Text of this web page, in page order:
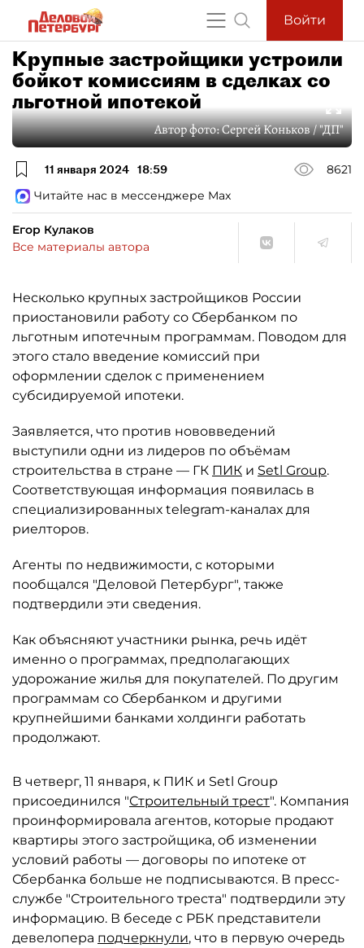
Войти
Крупные застройщики устроили
бойкот комиссиям в сделках со
льготной ипотекой
Автор фото:Сергей Коньков / "ДП"
11 января 2024 18:59
8621
Читайте нас в мессенджере Max
Егор Кулаков
Все материалы автора
Несколько крупных застройщиков России
приостановили работу со Сбербанком по
льготным ипотечным программам. Поводом для
этого стало введение комиссий при
оформлении сделок с применением
субсидируемой ипотеки.
Заявляется, что против нововведений
выступили одни из лидеров по объёмам
строительства в стране — ГК ПИК и Setl Group.
Соответствующая информация появилась в
специализированных telegram-каналах для
риелторов.
Агенты по недвижимости, с которыми
пообщался "Деловой Петербург", также
подтвердили эти сведения.
Как объясняют участники рынка, речь идёт
именно о программах, предполагающих
удорожание жилья для покупателей. По другим
программам со Сбербанком и другими
крупнейшими банками холдинги работать
продолжают.
В четверг, 11 января, к ПИК и Setl Group
присоединился "Строительный трест". Компания
проинформировала агентов, которые продают
квартиры этого застройщика, об изменении
условий работы — договоры по ипотеке от
Сбербанка больше не подписываются. В пресс-
службе "Строительного треста" подтвердили эту
информацию. В беседе с РБК представители
девелопера подчеркнули, что в первую очередь